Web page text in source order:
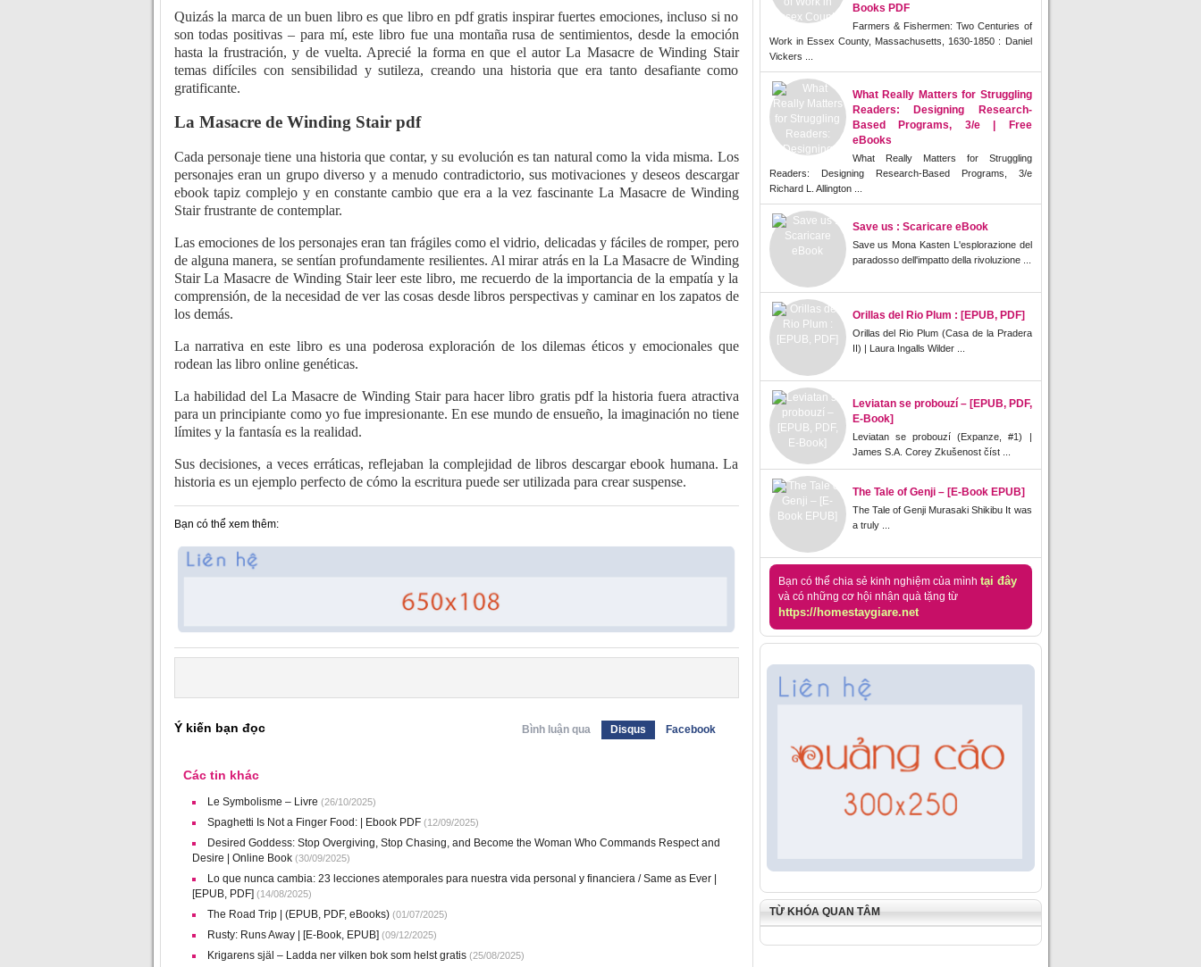
Quizás la marca de un buen libro es que libro en pdf gratis inspirar fuertes emociones, incluso si no
son todas positivas – para mí, este libro fue una montaña rusa de sentimientos, desde la emoción
hasta la frustración, y de vuelta. Aprecié la forma en que el autor La Masacre de Winding Stair
temas difíciles con sensibilidad y sutileza, creando una historia que era tanto desafiante como
gratificante.
La Masacre de Winding Stair pdf
Cada personaje tiene una historia que contar, y su evolución es tan natural como la vida misma. Los
personajes eran un grupo diverso y a menudo contradictorio, sus motivaciones y deseos descargar
ebook tapiz complejo y en constante cambio que era a la vez fascinante La Masacre de Winding
Stair frustrante de contemplar.
Las emociones de los personajes eran tan frágiles como el vidrio, delicadas y fáciles de romper, pero
de alguna manera, se sentían profundamente resilientes. Al mirar atrás en la La Masacre de Winding
Stair La Masacre de Winding Stair leer este libro, me recuerdo de la importancia de la empatía y la
comprensión, de la necesidad de ver las cosas desde libros perspectivas y caminar en los zapatos de
los demás.
La narrativa en este libro es una poderosa exploración de los dilemas éticos y emocionales que
rodean las libro online​ genéticas.
La habilidad del La Masacre de Winding Stair para hacer libro gratis pdf la historia fuera atractiva
para un principiante como yo fue impresionante. En ese mundo de ensueño, la imaginación no tiene
límites y la fantasía es la realidad.
Sus decisiones, a veces erráticas, reflejaban la complejidad de libros descargar ebook humana. La
historia es un ejemplo perfecto de cómo la escritura puede ser utilizada para crear suspense.
Bạn có thể xem thêm:
Ý kiến bạn đọc Bình luận qua Disqus Facebook
Các tin khác
Le Symbolisme – Livre (26/10/2025)
Spaghetti Is Not a Finger Food: | Ebook PDF(12/09/2025)
Desired Goddess: Stop Overgiving, Stop Chasing, and Become the Woman Who Commands Respect and
Desire | Online Book(30/09/2025)
Lo que nunca cambia: 23 lecciones atemporales para nuestra vida personal y financiera / Same as Ever |
[EPUB, PDF] (14/08/2025)
The Road Trip | (EPUB, PDF, eBooks)(01/07/2025)
Rusty: Runs Away | [E-Book, EPUB] (09/12/2025)
Krigarens själ – Ladda ner vilken bok som helst gratis(25/08/2025)
Books PDF
Farmers & Fishermen: Two Centuries of
Work in Essex County, Massachusetts, 1630-1850 : Daniel
Vickers ...
What Really Matters for Struggling
Readers: Designing Research-
Based Programs, 3/e | Free
eBooks
What Really Matters for Struggling
Readers: Designing Research-Based Programs, 3/e
Richard L. Allington ...
Save us : Scaricare eBook
Save us Mona Kasten L'esplorazione del
paradosso dell'impatto della rivoluzione ...
Orillas del Rio Plum : [EPUB, PDF]
Orillas del Rio Plum (Casa de la Pradera
II) | Laura Ingalls Wilder ...
Leviatan se probouzí – [EPUB, PDF,
E-Book]
Leviatan se probouzí (Expanze, #1) |
James S.A. Corey Zkušenost číst ...
The Tale of Genji – [E-Book EPUB]
The Tale of Genji Murasaki Shikibu It was
a truly ...
Bạn có thể chia sẻ kinh nghiệm của mình tại đây
và có những cơ hội nhận quà tặng từ
https://homestaygiare.net
TỪ KHÓA QUAN TÂM